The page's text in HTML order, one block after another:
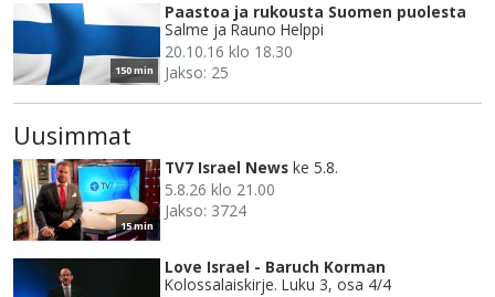
150 min
Paastoa ja rukousta Suomen puolesta
Salme ja Rauno Helppi
20.10.16 klo 18.30
Jakso: 25
Uusimmat
15 min
TV7 Israel News ke 5.8.
5.8.26 klo 21.00
Jakso: 3724
Love Israel - Baruch Korman
Kolossalaiskirje. Luku 3, osa 4/4